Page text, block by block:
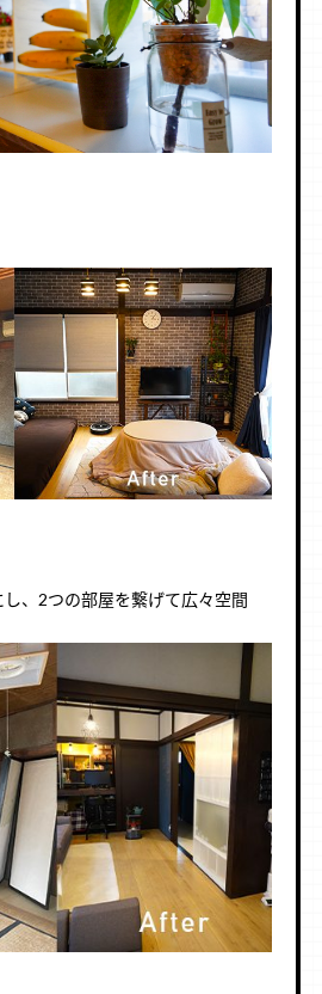
、2つの部屋を繋げて広々空間